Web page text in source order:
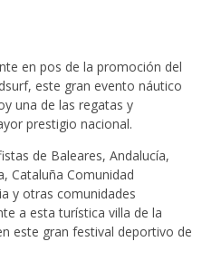
en pos de la promoción del
este gran evento náutico
una de las regatas y
prestigio nacional.
de Baleares, Andalucía,
Cataluña Comunidad
y otras comunidades
a esta turística villa de la
este gran festival deportivo de